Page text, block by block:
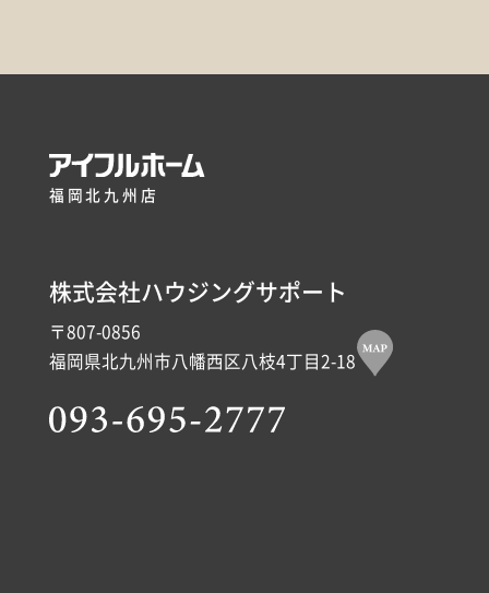
福岡北九州店
株式会社ハウジングサポート
〒807-0856
福岡県北九州市八幡西区八枝4丁目2-18